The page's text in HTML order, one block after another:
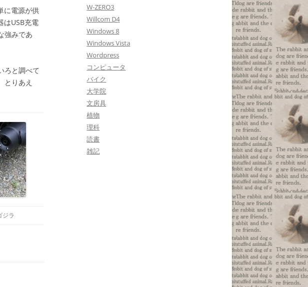
に電源が供
はUSB充電
強みであ
ろと調べて
とりあえ
ジラ
W-ZERO3
Willcom D4
Windows 8
Windows Vista
Wordpress
コンピュータ
バイク
大学院
文房具
植物
理科
読書
雑記